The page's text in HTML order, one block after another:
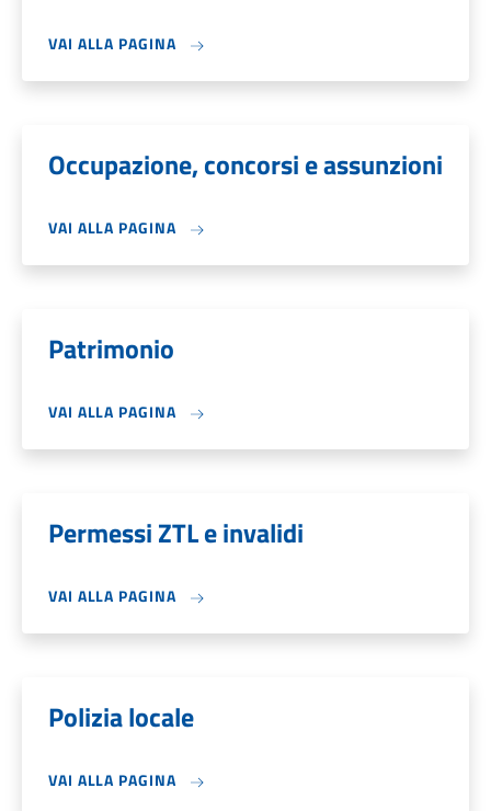
VAI ALLA PAGINA
Occupazione, concorsi e assunzioni
VAI ALLA PAGINA
Patrimonio
VAI ALLA PAGINA
Permessi ZTL e invalidi
VAI ALLA PAGINA
Polizia locale
VAI ALLA PAGINA